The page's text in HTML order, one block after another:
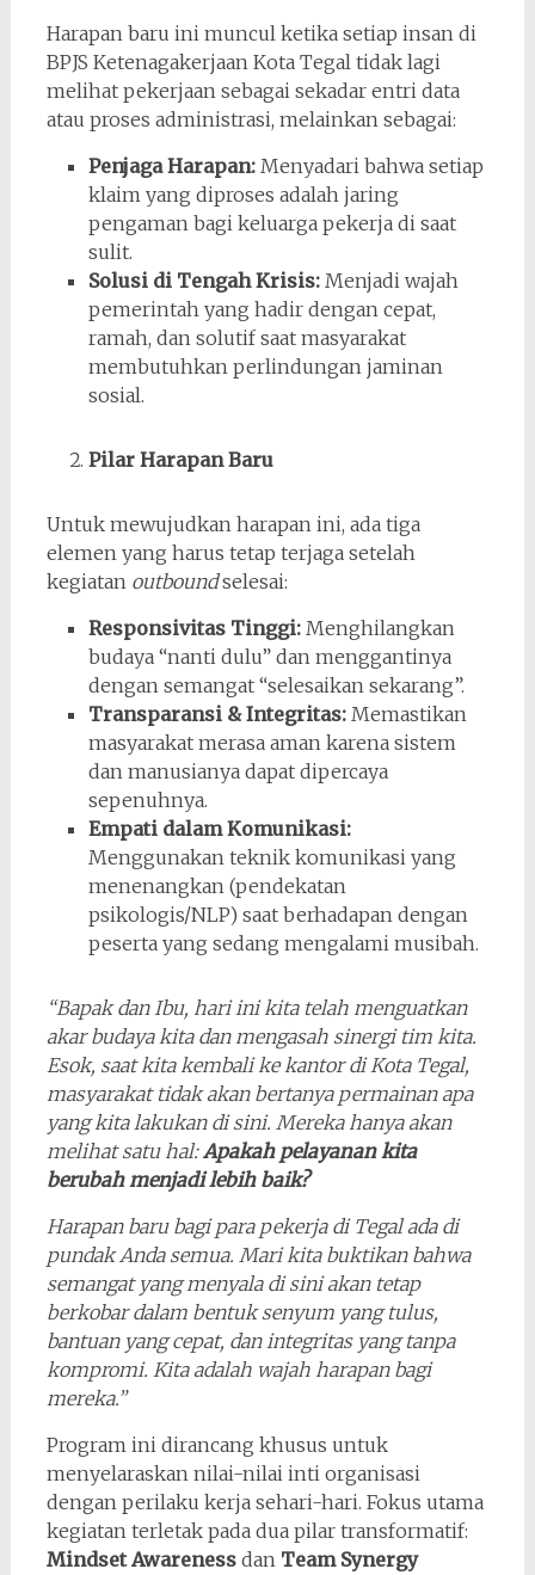
Harapan baru ini muncul ketika setiap insan di
BPJS Ketenagakerjaan Kota Tegal tidak lagi
melihat pekerjaan sebagai sekadar entri data
atau proses administrasi, melainkan sebagai:
Penjaga Harapan:Menyadari bahwa setiap
klaim yang diproses adalah jaring
pengaman bagi keluarga pekerja di saat
sulit.
Solusi di Tengah Krisis:Menjadi wajah
pemerintah yang hadir dengan cepat,
ramah, dan solutif saat masyarakat
membutuhkan perlindungan jaminan
sosial.
Pilar Harapan Baru
Untuk mewujudkan harapan ini, ada tiga
elemen yang harus tetap terjaga setelah
kegiatan outboundselesai:
Responsivitas Tinggi:Menghilangkan
budaya “nanti dulu” dan menggantinya
dengan semangat “selesaikan sekarang”.
Transparansi & Integritas:Memastikan
masyarakat merasa aman karena sistem
dan manusianya dapat dipercaya
sepenuhnya.
Empati dalam Komunikasi:
Menggunakan teknik komunikasi yang
menenangkan (pendekatan
psikologis/NLP) saat berhadapan dengan
peserta yang sedang mengalami musibah.
“Bapak dan Ibu, hari ini kita telah menguatkan
akar budaya kita dan mengasah sinergi tim kita.
Esok, saat kita kembali ke kantor di Kota Tegal,
masyarakat tidak akan bertanya permainan apa
yang kita lakukan di sini. Mereka hanya akan
melihat satu hal:Apakah pelayanan kita
berubah menjadi lebih baik?
Harapan baru bagi para pekerja di Tegal ada di
pundak Anda semua. Mari kita buktikan bahwa
semangat yang menyala di sini akan tetap
berkobar dalam bentuk senyum yang tulus,
bantuan yang cepat, dan integritas yang tanpa
kompromi. Kita adalah wajah harapan bagi
mereka.”
Program ini dirancang khusus untuk
menyelaraskan nilai-nilai inti organisasi
dengan perilaku kerja sehari-hari. Fokus utama
kegiatan terletak pada dua pilar transformatif:
Mindset Awarenessdan Team Synergy